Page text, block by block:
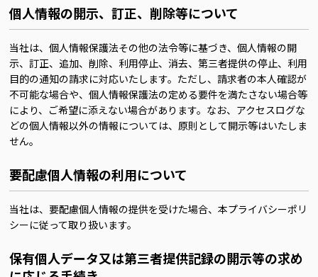
個人情報の開示、訂正、削除等について
当社は、個人情報保護法その他の法令等に基づき、個人情報の開
示、訂正、追加、削除、利用停止、消去、第三者提供の停止、利用
目的の通知の請求に対応いたします。ただし、請求者の本人確認が
不可能な場合や、個人情報保護法の定める要件を満たさない場合等
により、ご希望に添えない場合があります。なお、アクセスログな
どの個人情報以外の情報については、原則として開示等はいたしま
せん。
要配慮個人情報の利用について
当社は、要配慮個人情報の提供を受けた場合、本プライバシーポリ
シーに従って取り扱います。
保有個人データ又は第三者提供記録の開示等の求め